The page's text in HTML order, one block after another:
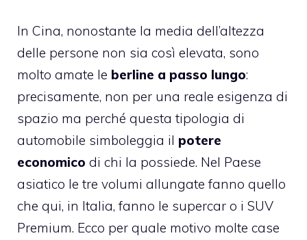
In Cina, nonostante la media dell’altezza
delle persone non sia così elevata, sono
molto amate le berline a passo lungo:
precisamente, non per una reale esigenza di
spazio ma perché questa tipologia di
automobile simboleggia il potere
economico di chi la possiede. Nel Paese
asiatico le tre volumi allungate fanno quello
che qui, in Italia, fanno le supercar o i SUV
Premium. Ecco per quale motivo molte case